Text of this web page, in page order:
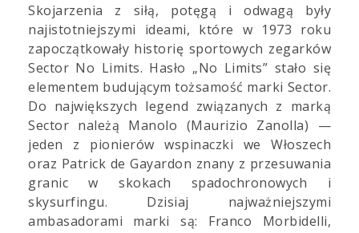
Skojarzenia z siłą, potęgą i odwagą były
najistotniejszymi ideami, które w 1973 roku
zapoczątkowały historię sportowych zegarków
Sector No Limits. Hasło „No Limits” stało się
elementem budującym tożsamość marki Sector.
Do największych legend związanych z marką
Sector należą Manolo (Maurizio Zanolla) —
jeden z pionierów wspinaczki we Włoszech
oraz Patrick de Gayardon znany z przesuwania
granic w skokach spadochronowych i
skysurfingu. Dzisiaj najważniejszymi
ambasadorami marki są: Franco Morbidelli,